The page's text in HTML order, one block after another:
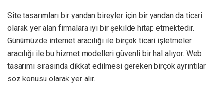
Site tasarımları bir yandan bireyler için bir yandan da ticari
olarak yer alan firmalara iyi bir şekilde hitap etmektedir.
Günümüzde internet aracılığı ile birçok ticari işletmeler
aracılığı ile bu hizmet modelleri güvenli bir hal alıyor. Web
tasarımı sırasında dikkat edilmesi gereken birçok ayrıntılar
söz konusu olarak yer alır.